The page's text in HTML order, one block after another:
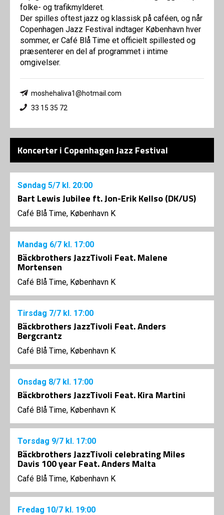
folke- og trafikmylderet.
Der spilles oftest jazz og klassisk på caféen, og når
Copenhagen Jazz Festival indtager København hver
sommer, er Café Blå Time et officielt spillested og
præsenterer en del af programmet i intime
omgivelser.
moshehaliva1@hotmail.com
33 15 35 72
Koncerter i Copenhagen Jazz Festival
Søndag 5/7 kl. 20:00
Bart Lewis Jubilee ft. Jon-Erik Kellso (DK/US)
Café Blå Time, København K
Mandag 6/7 kl. 17:00
Bäckbrothers JazzTivoli Feat. Malene
Mortensen
Café Blå Time, København K
Tirsdag 7/7 kl. 17:00
Bäckbrothers JazzTivoli Feat. Anders
Bergcrantz
Café Blå Time, København K
Onsdag 8/7 kl. 17:00
Bäckbrothers JazzTivoli Feat. Kira Martini
Café Blå Time, København K
Torsdag 9/7 kl. 17:00
Bäckbrothers JazzTivoli celebrating Miles
Davis 100 year Feat. Anders Malta
Café Blå Time, København K
Fredag 10/7 kl. 19:00